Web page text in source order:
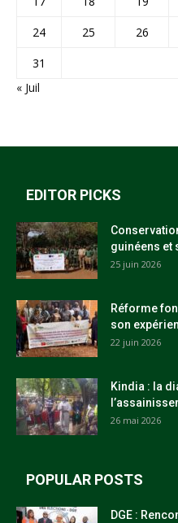
24
25 26
31
« Juil
EDITOR PICKS
guinéens et
25 juin 2026
Réforme
son
22 juin 2026
Kindia : la
26 mai 2026
POPULAR POSTS
DGE :